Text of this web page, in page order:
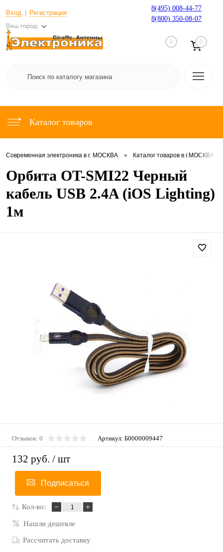
Вход Регистрация
Ваш город:
8(495) 008-44-77
8(800) 350-08-07
0 0
Каталог товаров
Современная электроника в г. МОСКВА • Каталог товаров в г.МОСКВА
Орбита OT-SMI22 Черный
кабель USB 2.4A (iOS Lighting)
1м
Отзывов: 0 Артикул: Б0000009447
132 руб. / шт
Подписаться
Кол-во:
Нашли дешевле
Рассчитать доставку